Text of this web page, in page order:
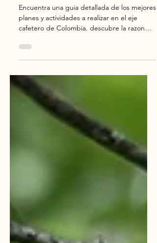
forma más pura.
Encuentra una guia detallada de los mejores
cafetero de Colombia. descubre la razon
por que es un imperdible en tus proximos
familia, pareja, romance, cultura, naturaleza.